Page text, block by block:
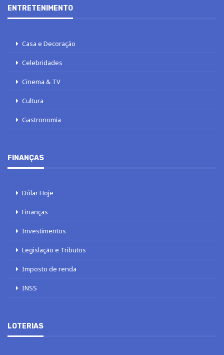
ENTRETENIMENTO
Casa e Decoração
Celebridades
Cinema & TV
Cultura
Gastronomia
FINANÇAS
Dólar Hoje
Finanças
Investimentos
Legislação e Tributos
Imposto de renda
INSS
LOTERIAS